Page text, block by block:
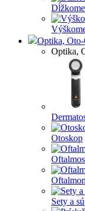
Optika,
Optika,
Otoskop
Sety a